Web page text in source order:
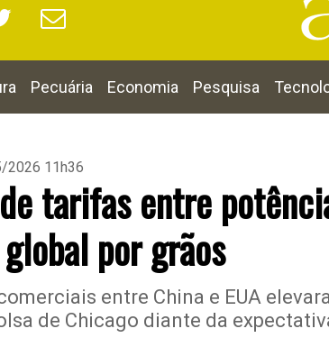
Pecuária Economia Pesquisa
2026 11h36
tarifas entre
por grãos
entre China e EUA
de Chicago diante da